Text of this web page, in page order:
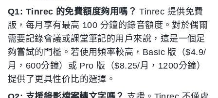
Q1: Tinrec 的免費額度夠用嗎？ Tinrec 提供免費
版，每月享有最高 100 分鐘的錄音額度。對於偶爾
需要記錄會議或課堂筆記的用戶來說，這是一個足
夠嘗試的門檻。若使用頻率較高，Basic 版（$4.9/
月，600分鐘）或 Pro 版（$8.25/月，1200分鐘）
提供了更具性价比的選擇。